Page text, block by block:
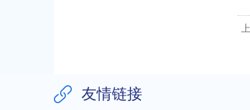
友情链接